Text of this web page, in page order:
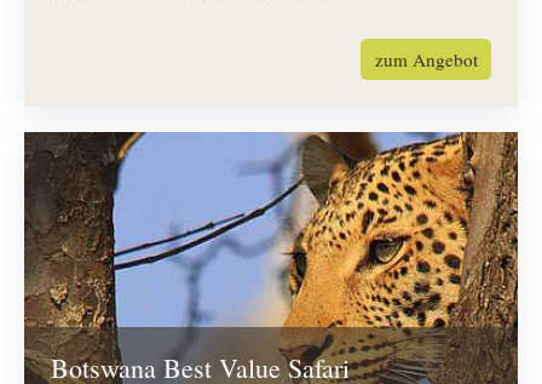
zum Angebot
Botswana Best Value Safari